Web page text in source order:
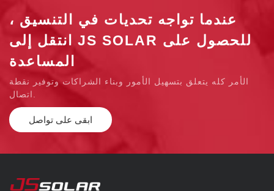
عندما تواجه تحديات في التنسيق ،
انتقل إلى JS SOLAR للحصول على
المساعدة
الأمر كله يتعلق بتسهيل الأمور وبناء الشراكات وتوفير نقطة
اتصال.
ابقى على تواصل